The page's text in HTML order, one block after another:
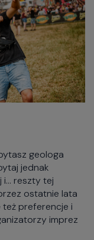
geologa
jednak
i… reszty tej
ostatnie lata
też preferencje i
imprez